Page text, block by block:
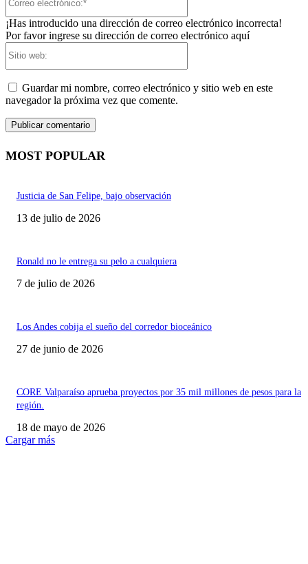
¡Has introducido una dirección de correo electrónico incorrecta!
Por favor ingrese su dirección de correo electrónico aquí
Guardar mi nombre, correo electrónico y sitio web en este
navegador la próxima vez que comente.
MOST POPULAR
Justicia de San Felipe, bajo observación
13 de julio de 2026
Ronald no le entrega su pelo a cualquiera
7 de julio de 2026
Los Andes cobija el sueño del corredor bioceánico
27 de junio de 2026
CORE Valparaíso aprueba proyectos por 35 mil millones de pesos para la
región.
18 de mayo de 2026
Cargar más